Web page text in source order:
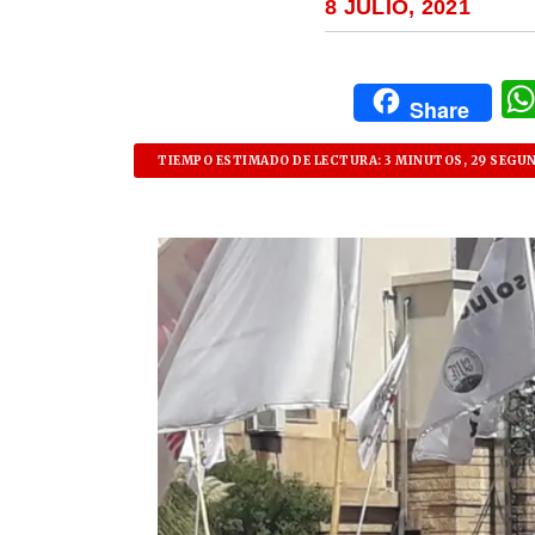
8 JULIO, 2021
Share
TIEMPO ESTIMADO DE LECTURA: 3 MINUTOS, 29